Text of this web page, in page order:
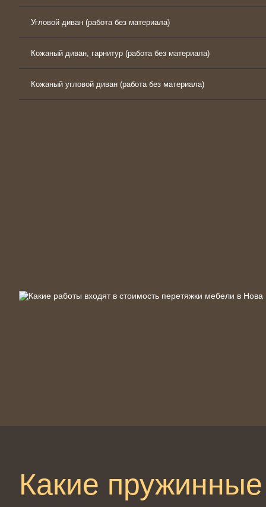
Угловой диван (работа без материала)
Кожаный диван, гарнитур (работа без материала)
Кожаный угловой диван (работа без материала)
Какие